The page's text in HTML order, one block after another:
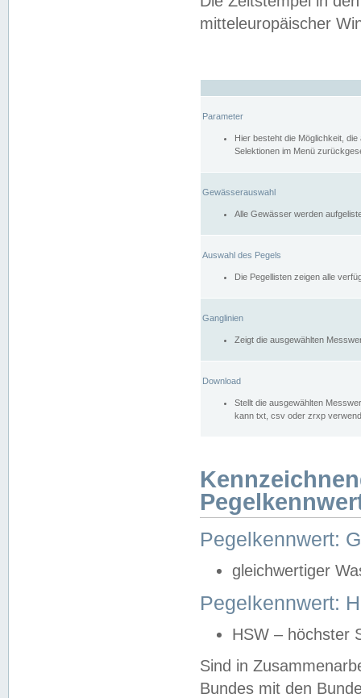
mitteleuropäischer
Parameter
Hier besteht die Möglichkeit,
Selektionen im Menü
Gewässerauswahl
Alle Gewässer werden
Auswahl des Pegels
Die Pegellisten zeigen alle
Ganglinien
Zeigt die ausgewählten
Download
Stellt die ausgewählten
kann txt, csv oder zrxp
Pegelkennwert:
gleichwertiger
Pegelkennwert:
HSW – höchster
Sind in
Bundes mit den